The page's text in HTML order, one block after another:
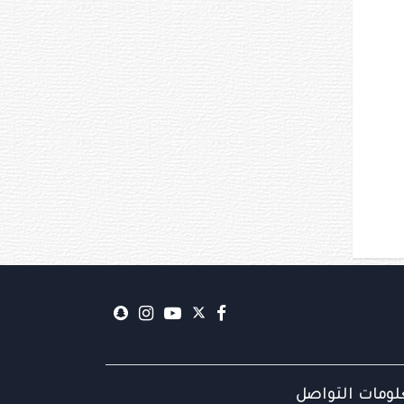
التواصل